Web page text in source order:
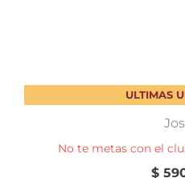
ULTIMAS
No te metas con el
$